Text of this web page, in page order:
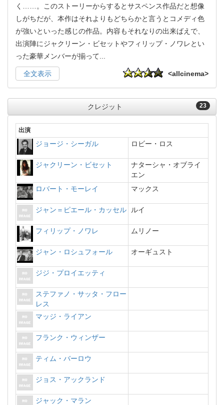
く……。このストーリーからするとサスペンス作品だと想像
しがちだが、本作はそれよりもどちらかと言うとコメディ色
が強いといった感じの作品。内容もそれなりの出来ばえで、
出演陣にジャクリーン・ビセットやフィリップ・ノワレとい
った豪華メンバーが揃って
全文表示 <allcinema>
23
クレジット
出演
ジョージ・シーガル ロビー・ロス
ジャクリーン・ビセット
ナターシャ・オブライ
エン
ロバート・モーレイ
マックス
ジャン＝ピエール・カッセル ルイ
フィリップ・ノワレ ムリノー
ジャン・ロシュフォール オーギュスト
ジジ・プロイエッティ
ステファノ・サッタ・フロー
レス
マッジ・ライアン
フランク・ウィンザー
ティム・バーロウ
ジョス・アックランド
ジャック・マラン